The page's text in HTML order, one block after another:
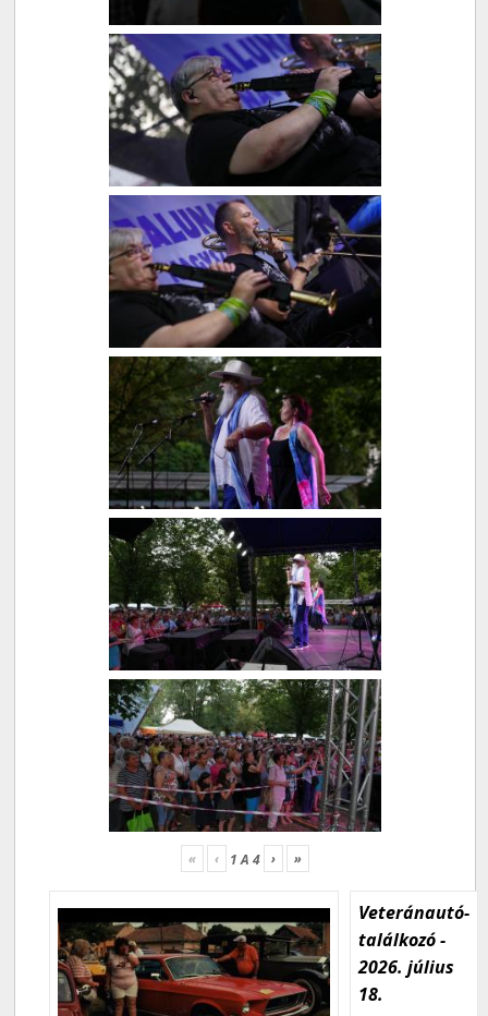
« ‹ 1A 4 › »
Veteránautó-
találkozó -
2026. július
18.